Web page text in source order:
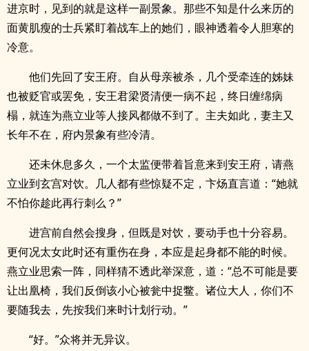
进京时，见到的就是这样一副景象。那些不知是什么来历的
面黄肌瘦的士兵紧盯着战车上的她们，眼神透着令人胆寒的
冷意。
他们先回了安王府。自从母亲被杀，几个受牵连的姊妹
也被贬官或罢免，安王君梁贤清便一病不起，终日缠绵病
榻，就连为燕立业等人接风都做不到了。主夫如此，妻主又
长年不在，府内景象有些冷清。
还未休息多久，一个太监便带着旨意来到安王府，请燕
立业到玄宫对饮。几人都有些惊疑不定，卞炀直言道：“她就
不怕你趁此再行刺么？”
进宫前自然会搜身，但既是对饮，要动手也十分容易。
更何况太女此时还有重伤在身，本应是起身都不能的时候。
燕立业思索一阵，同样猜不透此举深意，道：“总不可能是要
让出凰椅，我们反倒该小心被瓮中捉鳖。诸位大人，你们不
要随我去，先按我们来时计划行动。”
“好。”众将并无异议。